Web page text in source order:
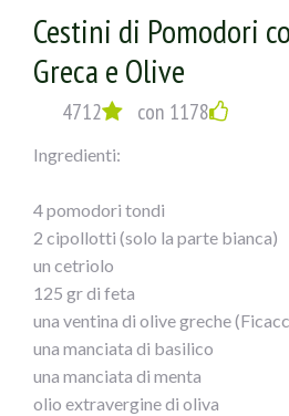
Cestini di Pomodori
Greca e Olive
4712 con 1178
Ingredienti:
4 pomodori tondi
2 cipollotti (solo la parte bianca)
un cetriolo
125 gr di feta
una ventina di olive greche
una manciata di basilico
una manciata di menta
olio extravergine di oliva